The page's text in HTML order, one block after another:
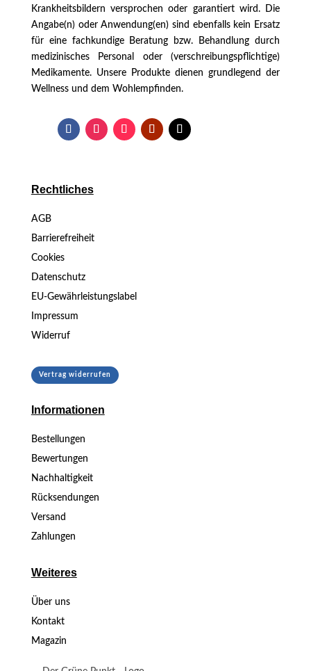
Krankheitsbildern versprochen oder garantiert wird. Die
Angabe(n) oder Anwendung(en) sind ebenfalls kein Ersatz
für eine fachkundige Beratung bzw. Behandlung durch
medizinisches Personal oder (verschreibungspflichtige)
Medikamente. Unsere Produkte dienen grundlegend der
Wellness und dem Wohlempfinden.
Rechtliches
AGB
Barrierefreiheit
Cookies
Datenschutz
EU-Gewährleistungslabel
Impressum
Widerruf
Vertrag widerrufen
Informationen
Bestellungen
Bewertungen
Nachhaltigkeit
Rücksendungen
Versand
Zahlungen
Weiteres
Über uns
Kontakt
Magazin